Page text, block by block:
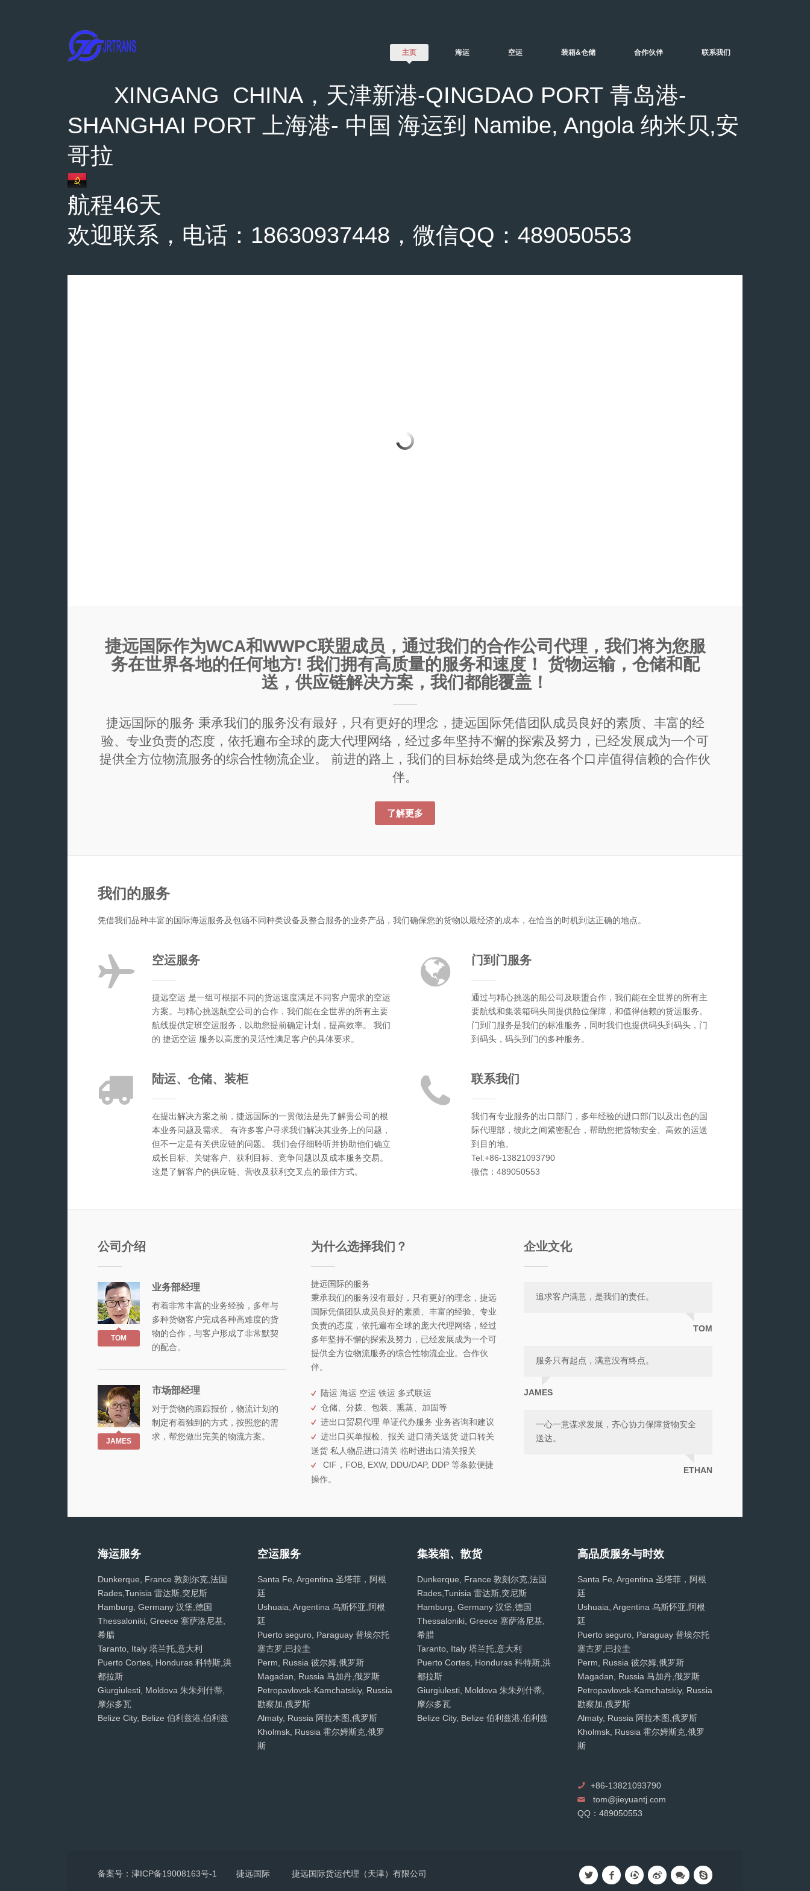
主页 海运 空运 装箱&仓储 合作伙伴 联系我们
XINGANG CHINA，天津新港-QINGDAO PORT 青岛港-
SHANGHAI PORT 上海港- 中国 海运到 Namibe, Angola 纳米贝,安
哥拉
航程46天
欢迎联系，电话：18630937448，微信QQ：489050553
捷远国际作为WCA和WWPC联盟成员，通过我们的合作公司代理，我们将为您服
务在世界各地的任何地方! 我们拥有高质量的服务和速度！ 货物运输，仓储和配
送，供应链解决方案，我们都能覆盖！
捷远国际的服务 秉承我们的服务没有最好，只有更好的理念，捷远国际凭借团队成员良好的素质、丰富的经
验、专业负责的态度，依托遍布全球的庞大代理网络，经过多年坚持不懈的探索及努力，已经发展成为一个可
提供全方位物流服务的综合性物流企业。 前进的路上，我们的目标始终是成为您在各个口岸值得信赖的合作伙
伴。
了解更多
我们的服务
凭借我们品种丰富的国际海运服务及包涵不同种类设备及整合服务的业务产品，我们确保您的货物以最经济的成本，在恰当的时机到达正确的地点。
空运服务
捷远空运 是一组可根据不同的货运速度满足不同客户需求的空运
方案。与精心挑选航空公司的合作，我们能在全世界的所有主要
航线提供定班空运服务，以助您提前确定计划，提高效率。 我们
的 捷远空运 服务以高度的灵活性满足客户的具体要求。
门到门服务
通过与精心挑选的船公司及联盟合作，我们能在全世界的所有主
要航线和集装箱码头间提供舱位保障，和值得信赖的货运服务。
门到门服务是我们的标准服务，同时我们也提供码头到码头，门
到码头，码头到门的多种服务。
陆运、仓储、装柜
在提出解决方案之前，捷远国际的一贯做法是先了解贵公司的根
本业务问题及需求。 有许多客户寻求我们解决其业务上的问题，
但不一定是有关供应链的问题。 我们会仔细聆听并协助他们确立
成长目标、关键客户、获利目标、竞争问题以及成本服务交易。
这是了解客户的供应链、营收及获利交叉点的最佳方式。
联系我们
我们有专业服务的出口部门，多年经验的进口部门以及出色的国
际代理部，彼此之间紧密配合，帮助您把货物安全、高效的运送
到目的地。
Tel:+86-13821093790
微信：489050553
公司介绍
TOM
业务部经理
有着非常丰富的业务经验，多年与
多种货物客户完成各种高难度的货
物的合作，与客户形成了非常默契
的配合。
JAMES
市场部经理
对于货物的跟踪报价，物流计划的
制定有着独到的方式，按照您的需
求，帮您做出完美的物流方案。
为什么选择我们？
捷远国际的服务
秉承我们的服务没有最好，只有更好的理念，捷远
国际凭借团队成员良好的素质、丰富的经验、专业
负责的态度，依托遍布全球的庞大代理网络，经过
多年坚持不懈的探索及努力，已经发展成为一个可
提供全方位物流服务的综合性物流企业。合作伙
伴。
陆运 海运 空运 铁运 多式联运
仓储、分拨、包装、熏蒸、加固等
进出口贸易代理 单证代办服务 业务咨询和建议
进出口买单报检、报关 进口清关送货 进口转关
送货 私人物品进口清关 临时进出口清关报关
CIF，FOB, EXW, DDU/DAP, DDP 等条款便捷
操作。
企业文化
追求客户满意，是我们的责任。
TOM
服务只有起点，满意没有终点。
JAMES
一心一意谋求发展，齐心协力保障货物安全
送达。
ETHAN
海运服务
Dunkerque, France 敦刻尔克,法国
Rades,Tunisia 雷达斯,突尼斯
Hamburg, Germany 汉堡,德国
Thessaloniki, Greece 塞萨洛尼基,
希腊
Taranto, Italy 塔兰托,意大利
Puerto Cortes, Honduras 科特斯,洪
都拉斯
Giurgiulesti, Moldova 朱朱列什蒂,
摩尔多瓦
Belize City, Belize 伯利兹港,伯利兹
空运服务
Santa Fe, Argentina 圣塔菲，阿根
廷
Ushuaia, Argentina 乌斯怀亚,阿根
廷
Puerto seguro, Paraguay 普埃尔托
塞古罗,巴拉圭
Perm, Russia 彼尔姆,俄罗斯
Magadan, Russia 马加丹,俄罗斯
Petropavlovsk-Kamchatskiy, Russia
勘察加,俄罗斯
Almaty, Russia 阿拉木图,俄罗斯
Kholmsk, Russia 霍尔姆斯克,俄罗
斯
集装箱、散货
Dunkerque, France 敦刻尔克,法国
Rades,Tunisia 雷达斯,突尼斯
Hamburg, Germany 汉堡,德国
Thessaloniki, Greece 塞萨洛尼基,
希腊
Taranto, Italy 塔兰托,意大利
Puerto Cortes, Honduras 科特斯,洪
都拉斯
Giurgiulesti, Moldova 朱朱列什蒂,
摩尔多瓦
Belize City, Belize 伯利兹港,伯利兹
高品质服务与时效
Santa Fe, Argentina 圣塔菲，阿根
廷
Ushuaia, Argentina 乌斯怀亚,阿根
廷
Puerto seguro, Paraguay 普埃尔托
塞古罗,巴拉圭
Perm, Russia 彼尔姆,俄罗斯
Magadan, Russia 马加丹,俄罗斯
Petropavlovsk-Kamchatskiy, Russia
勘察加,俄罗斯
Almaty, Russia 阿拉木图,俄罗斯
Kholmsk, Russia 霍尔姆斯克,俄罗
斯
+86-13821093790
tom@jieyuantj.com
QQ：489050553
备案号：津ICP备19008163号-1 捷远国际 捷远国际货运代理（天津）有限公司